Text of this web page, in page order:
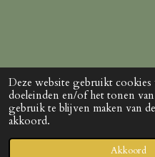
Deze website gebruikt cookies
doeleinden en/of het tonen
gebruik te blijven maken van
akkoord.
Akkoord
Telefoonnummer